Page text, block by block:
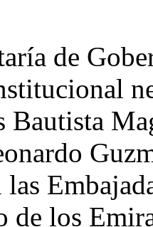
de
Bautista
de los